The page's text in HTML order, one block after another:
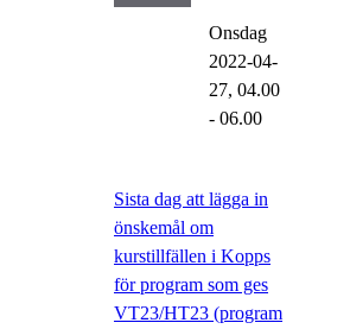
Onsdag
2022-04-
27, 04.00
- 06.00
Sista dag att lägga in
önskemål om
kurstillfällen i Kopps
för program som ges
VT23/HT23 (program